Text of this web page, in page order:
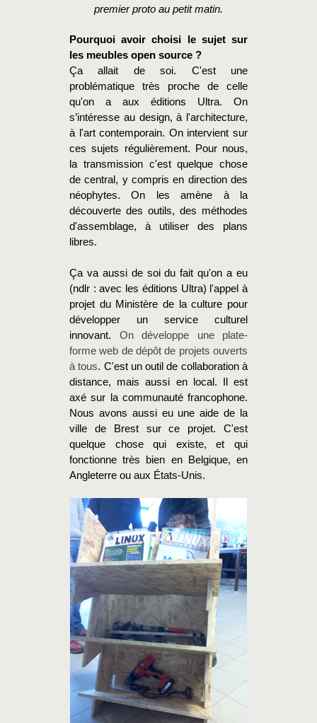
premier proto au petit matin.
Pourquoi avoir choisi le sujet sur
les meubles open source ?
Ça allait de soi. C'est une
problématique très proche de celle
qu'on a aux éditions Ultra. On
s’intéresse au design, à l'architecture,
à l'art contemporain. On intervient sur
ces sujets régulièrement. Pour nous,
la transmission c'est quelque chose
de central, y compris en direction des
néophytes. On les amène à la
découverte des outils, des méthodes
d'assemblage, à utiliser des plans
libres.
Ça va aussi de soi du fait qu'on a eu
(ndlr : avec les éditions Ultra) l'appel à
projet du Ministère de la culture pour
développer un service culturel
innovant. On développe une plate-
forme web de dépôt de projets ouverts
à tous. C'est un outil de collaboration à
distance, mais aussi en local. Il est
axé sur la communauté francophone.
Nous avons aussi eu une aide de la
ville de Brest sur ce projet. C'est
quelque chose qui existe, et qui
fonctionne très bien en Belgique, en
Angleterre ou aux États-Unis.